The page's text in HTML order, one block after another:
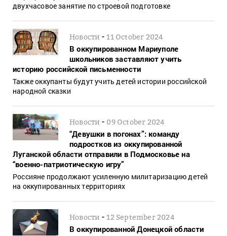
двухчасовое занятие по строевой подготовке
Новости -11 October 2024
В оккупированном Мариуполе
школьников заставляют учить
историю российской письменности
Также оккупанты будут учить детей истории российской
народной сказки
Новости - 09 October 2024
“Девушки в погонах”: команду
подростков из оккупированной
Луганской области отправили в Подмосковье на
“военно-патриотическую игру”
Россияне продолжают усиленную милитаризацию детей
на оккупированных территориях
Новости -12 September 2024
В оккупированной Донецкой области